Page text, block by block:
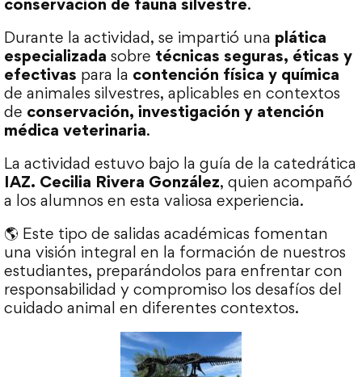
Durante la actividad, se impartió una plática
especializada sobre técnicas seguras, éticas y
efectivas para la contención física y química
de animales silvestres, aplicables en contextos
de conservación, investigación y atención
médica veterinaria.
La actividad estuvo bajo la guía de la catedrática
IAZ. Cecilia Rivera González, quien acompañó
a los alumnos en esta valiosa experiencia.
🌎 Este tipo de salidas académicas fomentan
una visión integral en la formación de nuestros
estudiantes, preparándolos para enfrentar con
responsabilidad y compromiso los desafíos del
cuidado animal en diferentes contextos.